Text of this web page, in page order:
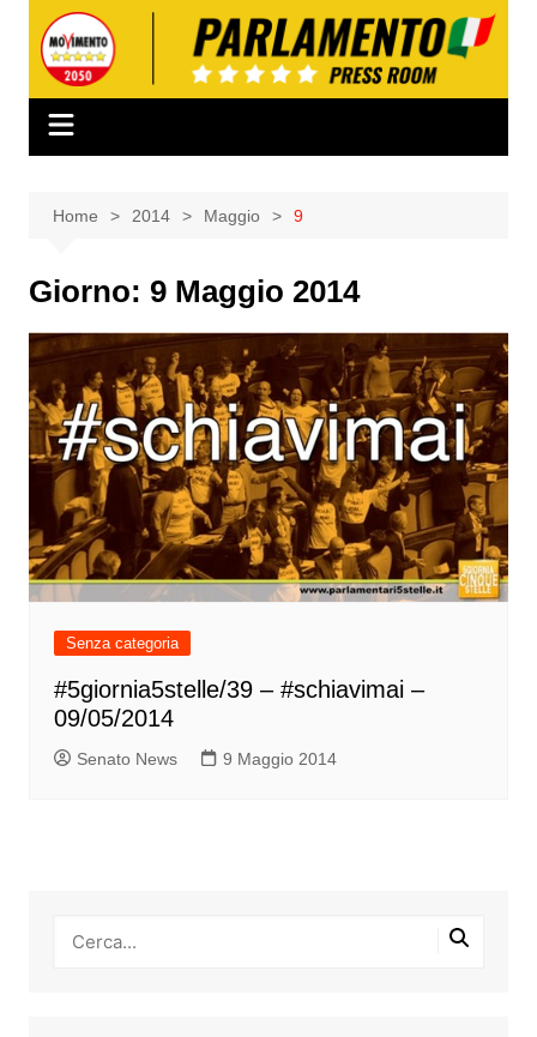
contenuto
Home 2014 Maggio 9
Giorno: 9 Maggio 2014
Senza categoria
#5giornia5stelle/39 – #schiavimai –
09/05/2014
Senato News 9 Maggio 2014